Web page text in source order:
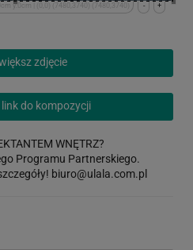
+
-
y:0cm | (0,0) (7480,3740) (7480,3740)
zdjęcie
link do kompozycji
WNĘTRZ?
Programu Partnerskiego.
biuro@ulala.com.pl